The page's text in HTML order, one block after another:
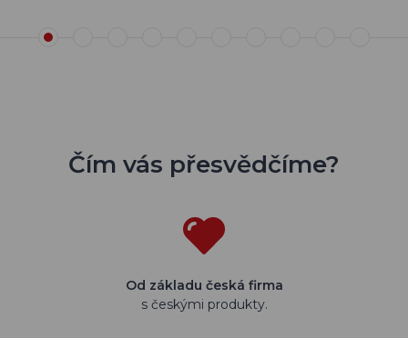
Čím vás přesvědčíme?
Od základu česká firma
s českými produkty.